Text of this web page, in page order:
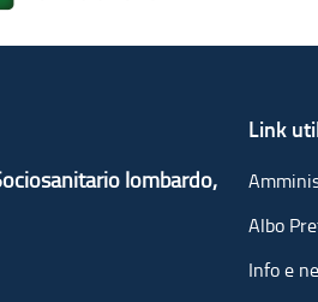
lombardo,
Link
Albo
Info e